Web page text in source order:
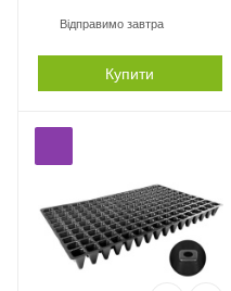
Відправимо завтра
Купити